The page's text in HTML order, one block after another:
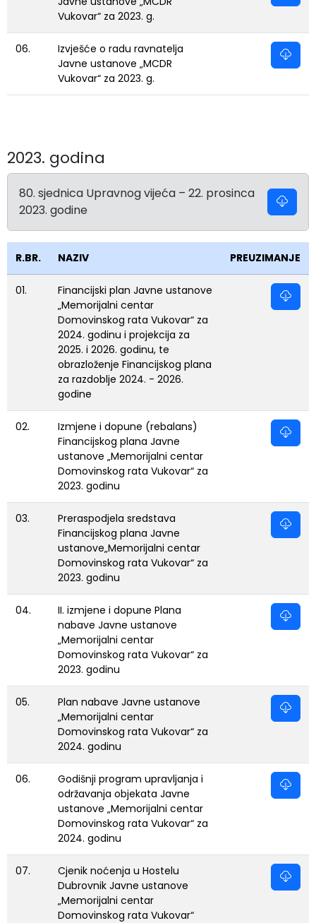
Vukovar“ za 2023. g.
06.
Izvješće o radu ravnatelja
Javne ustanove „MCDR
Vukovar“ za 2023. g.
2023. godina
80. sjednica Upravnog vijeća – 22. prosinca
2023. godine
R.BR. NAZIV PREUZIMANJE
01.
Financijski plan Javne ustanove
„Memorijalni centar
Domovinskog rata Vukovar“ za
2024. godinu i projekcija za
2025. i 2026. godinu, te
obrazloženje Financijskog plana
za razdoblje 2024. - 2026.
godine
02.
Izmjene i dopune (rebalans)
Financijskog plana Javne
ustanove „Memorijalni centar
Domovinskog rata Vukovar“ za
2023. godinu
03.
Preraspodjela sredstava
Financijskog plana Javne
ustanove„Memorijalni centar
Domovinskog rata Vukovar“ za
2023. godinu
04.
II. izmjene i dopune Plana
nabave Javne ustanove
„Memorijalni centar
Domovinskog rata Vukovar“ za
2023. godinu
05.
Plan nabave Javne ustanove
„Memorijalni centar
Domovinskog rata Vukovar“ za
2024. godinu
06.
Godišnji program upravljanja i
održavanja objekata Javne
ustanove „Memorijalni centar
Domovinskog rata Vukovar“ za
2024. godinu
07.
Cjenik noćenja u Hostelu
Dubrovnik Javne ustanove
„Memorijalni centar
Domovinskog rata Vukovar“